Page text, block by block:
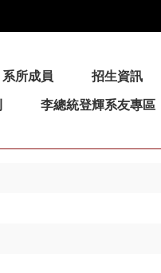
系所成員 招生資訊
李總統登輝系友專區